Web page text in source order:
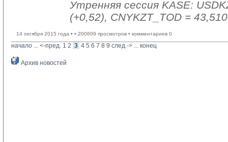
Утренняя сессия KASE:
(+0,52), CNYKZT_TOD =
14 октября 2015 года • • 200609 просмотров • комментариев 0
начало ... <-пред. 1 2 3 4 5 6 7 8 9 след.-> ... конец
Архив новостей